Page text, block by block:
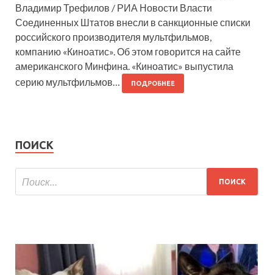
Владимир Трефилов / РИА Новости Власти
Соединенных Штатов внесли в санкционные списки
российского производителя мультфильмов,
компанию «Киноатис». Об этом говорится на сайте
американского Минфина. «Киноатис» выпустила
серию мультфильмов…
ПОДРОБНЕЕ
ПОИСК